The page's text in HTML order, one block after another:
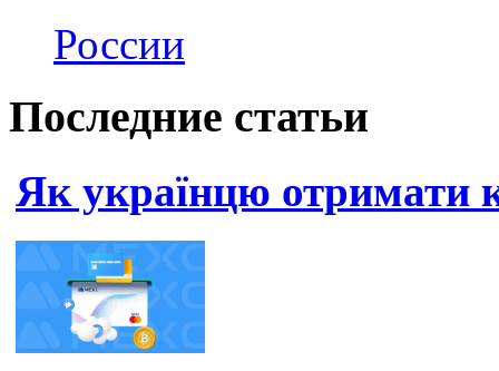
России
Последние статьи
Як українцю отримати